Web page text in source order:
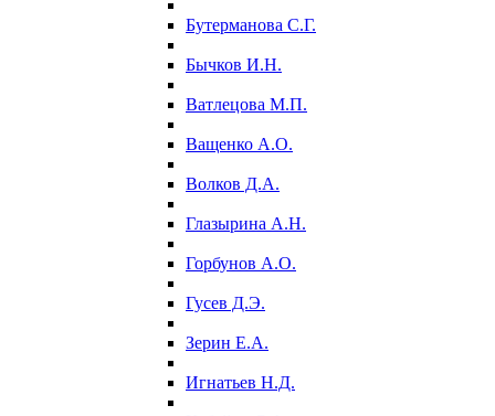
Бутерманова С.Г.
Бычков И.Н.
Ватлецова М.П.
Ващенко А.О.
Волков Д.А.
Глазырина А.Н.
Горбунов А.О.
Гусев Д.Э.
Зерин Е.А.
Игнатьев Н.Д.